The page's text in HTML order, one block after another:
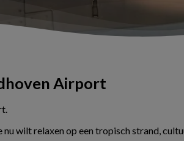
Airport
wilt relaxen op een tropisch strand,